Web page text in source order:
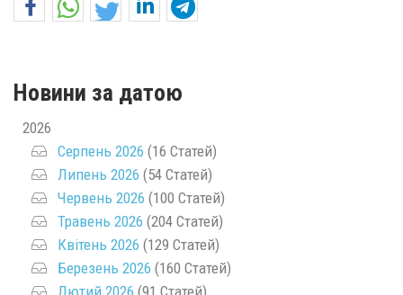
Новини за датою
2026
Серпень 2026 (16 Статей)
Липень 2026 (54 Статей)
Червень 2026 (100 Статей)
Травень 2026 (204 Статей)
Квітень 2026 (129 Статей)
Березень 2026 (160 Статей)
Лютий 2026 (91 Статей)